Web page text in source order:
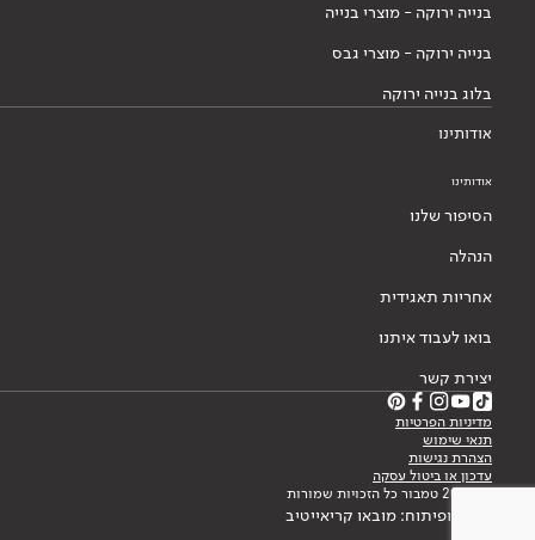
בנייה ירוקה - מוצרי בנייה
בנייה ירוקה - מוצרי גבס
בלוג בנייה ירוקה
אודותינו
אודותינו
הסיפור שלנו
הנהלה
אחריות תאגידית
בואו לעבוד איתנו
יצירת קשר
מדיניות הפרטיות
תנאי שימוש
הצהרת נגישות
עדכון או ביטול עסקה
© 2026 טמבור כל הזכויות שמורות
עיצוב ופיתוח: מובאו קריאייטיב